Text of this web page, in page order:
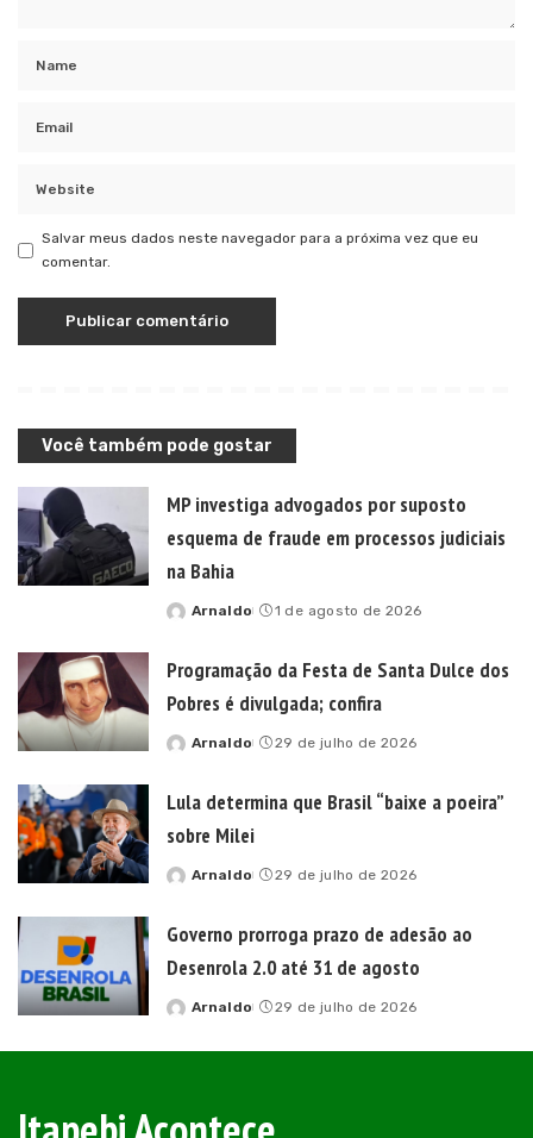
Salvar meus dados neste navegador para a próxima vez que eu
comentar.
Você também pode gostar
MP investiga advogados por suposto
esquema de fraude em processos judiciais
na Bahia
Posted
Arnaldo 1 de agosto de 2026
Programação da Festa de Santa Dulce dos
Pobres é divulgada; confira
Posted
Arnaldo 29 de julho de 2026
Lula determina que Brasil “baixe a poeira”
sobre Milei
Posted
Arnaldo 29 de julho de 2026
Governo prorroga prazo de adesão ao
Desenrola 2.0 até 31 de agosto
Posted
Arnaldo 29 de julho de 2026